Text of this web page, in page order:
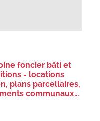
foncier bâti et
- locations
plans parcellaires,
communaux…